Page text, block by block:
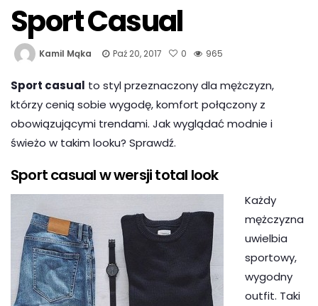
Sport Casual
Kamil Mąka Paź 20, 2017 0 965
Sport casual to styl przeznaczony dla mężczyzn,
którzy cenią sobie wygodę, komfort połączony z
obowiązującymi trendami. Jak wyglądać modnie i
świeżo w takim looku? Sprawdź.
Sport casual w wersji total look
Każdy
mężczyzna
uwielbia
sportowy,
wygodny
outfit. Taki